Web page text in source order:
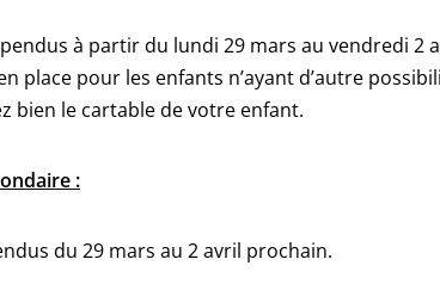
à partir du lundi 29 mars au vendredi 2
place pour les enfants n’ayant d’autre
bien le cartable de votre enfant.
:
du 29 mars au 2 avril prochain.